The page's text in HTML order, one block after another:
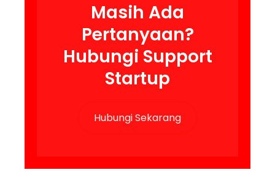
Masih Ada
Pertanyaan?
Hubungi Support
Startup
Hubungi Sekarang